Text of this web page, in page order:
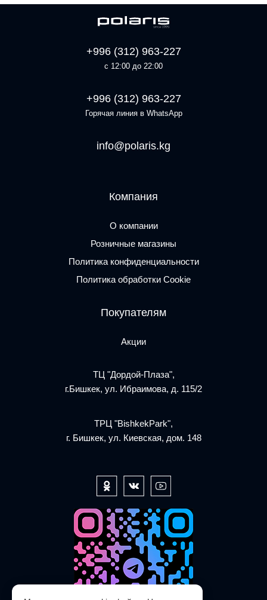
+996 (312) 963-227
с 12:00 до 22:00
+996 (312) 963-227
Горячая линия в WhatsApp
info@polaris.kg
Компания
О компании
Розничные магазины
Политика конфиденциальности
Политика обработки Cookie
Покупателям
Акции
ТЦ "Дордой-Плаза",
г.Бишкек, ул. Ибраимова, д. 115/2
ТРЦ "BishkekPark",
г. Бишкек, ул. Киевская, дом. 148